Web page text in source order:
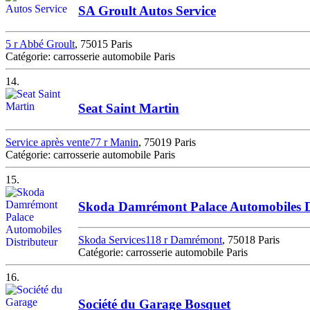
SA Groult Autos Service
5 r Abbé Groult, 75015 Paris
Catégorie: carrosserie automobile Paris
14.
Seat Saint Martin
Service après vente77 r Manin, 75019 Paris
Catégorie: carrosserie automobile Paris
15.
Skoda Damrémont Palace Automobiles
Skoda Services118 r Damrémont, 75018 Paris
Catégorie: carrosserie automobile Paris
16.
Société du Garage Bosquet